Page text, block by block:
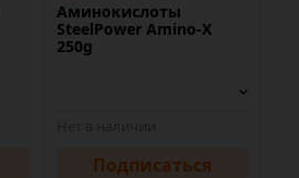
Аминокислоты
SteelPower Amino-X
250g
Подписаться